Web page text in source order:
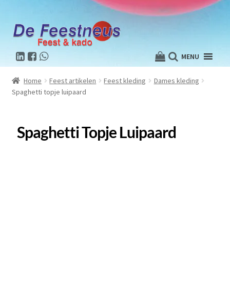
MENU
Home Feest artikelen Feest kleding
Dames kleding
Spaghetti topje luipaard
Spaghetti Topje Luipaard